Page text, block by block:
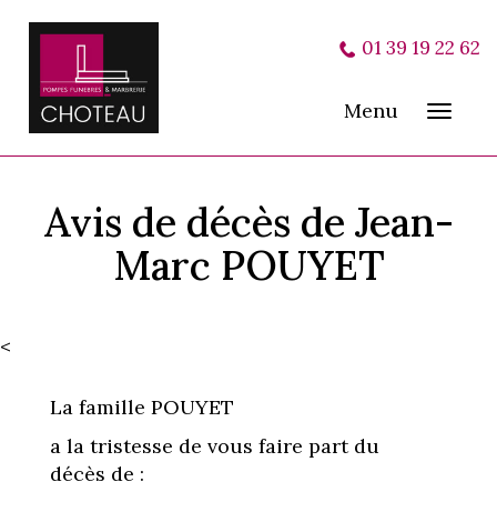
01 39 19 22 62
Menu
Avis de décès de Jean-
Marc POUYET
<
La famille POUYET
a la tristesse de vous faire part du
décès de :